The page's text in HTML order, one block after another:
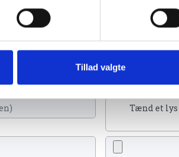
Tillad valgte
et lys, skrive et mindeord,
Tænd et lys